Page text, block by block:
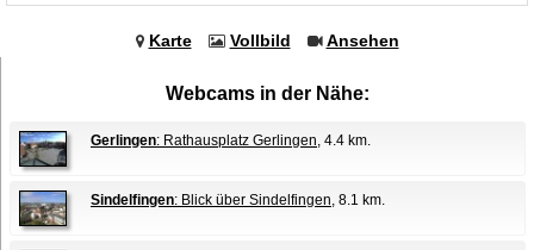
Karte Vollbild Ansehen
Webcams in der Nähe:
Gerlingen: Rathausplatz Gerlingen, 4.4 km.
Sindelfingen: Blick über Sindelfingen, 8.1 km.